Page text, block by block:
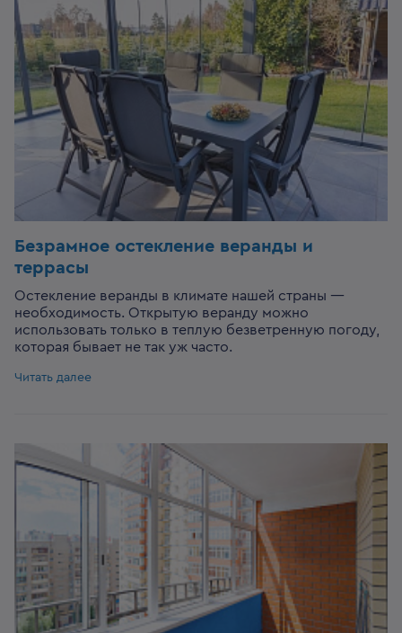
Безрамное остекление веранды и
террасы
Остекление веранды в климате нашей страны —
необходимость. Открытую веранду можно
использовать только в теплую безветренную погоду,
которая бывает не так уж часто.
Читать далее